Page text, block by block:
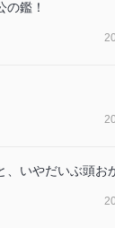
鑑！
いやだいぶ頭お